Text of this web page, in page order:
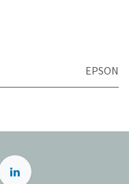
EPSON